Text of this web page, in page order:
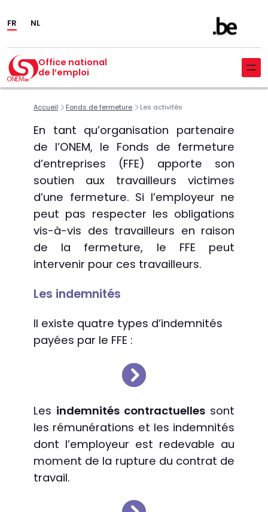
au
contenu
FR NL
Office national
de l’emploi
Accueil Fonds de fermeture Les activités
En tant qu’organisation partenaire
de l’ONEM, le Fonds de fermeture
d’entreprises (FFE) apporte son
soutien aux travailleurs victimes
d’une fermeture. Si l’employeur ne
peut pas respecter les obligations
vis-à-vis des travailleurs en raison
de la fermeture, le FFE peut
intervenir pour ces travailleurs.
Les indemnités
Il existe quatre types d’indemnités
payées par le FFE :
Les indemnités contractuelles sont
les rémunérations et les indemnités
dont l’employeur est redevable au
moment de la rupture du contrat de
travail.